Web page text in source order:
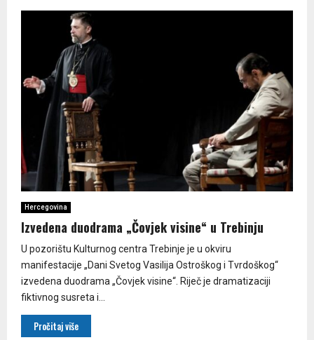
Hercegovina
Izvedena duodrama „Čovjek visine“ u Trebinju
U pozorištu Kulturnog centra Trebinje je u okviru
manifestacije „Dani Svetog Vasilija Ostroškog i Tvrdoškog“
izvedena duodrama „Čovjek visine“. Riječ je dramatizaciji
fiktivnog susreta i...
Pročitaj više